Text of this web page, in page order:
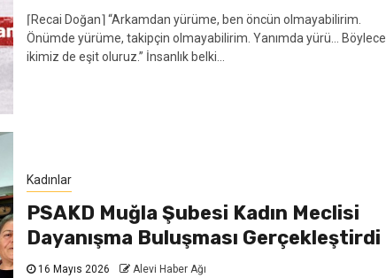
⌈Recai Doğan⌉ “Arkamdan yürüme, ben öncün olmayabilirim.
Önümde yürüme, takipçin olmayabilirim. Yanımda yürü… Böylece
ikimiz de eşit oluruz.” İnsanlık belki...
Kadınlar
PSAKD Muğla Şubesi Kadın Meclisi
Dayanışma Buluşması Gerçekleştirdi
16 Mayıs 2026 Alevi Haber Ağı